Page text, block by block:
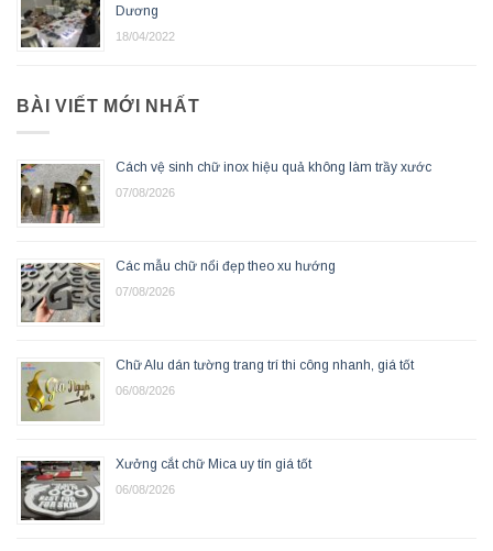
Dương
18/04/2022
BÀI VIẾT MỚI NHẤT
Cách vệ sinh chữ inox hiệu quả không làm trầy xước
07/08/2026
Các mẫu chữ nổi đẹp theo xu hướng
07/08/2026
Chữ Alu dán tường trang trí thi công nhanh, giá tốt
06/08/2026
Xưởng cắt chữ Mica uy tín giá tốt
06/08/2026